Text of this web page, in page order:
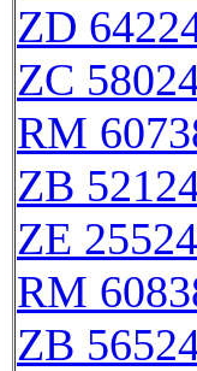
ZD
ZC
RM
ZB
ZE 25524
RM
ZB